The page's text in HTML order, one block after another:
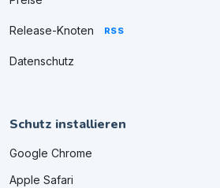
Release-Knoten RSS
Datenschutz
Schutz installieren
Google Chrome
Apple Safari